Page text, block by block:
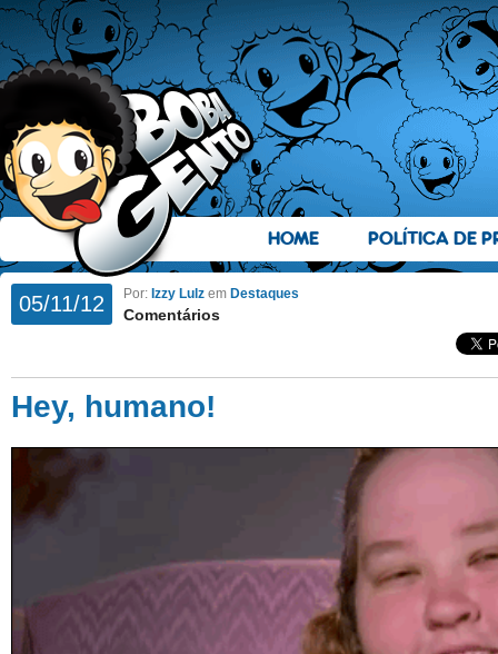
HOME POLÍTICA DE
05/11/12 Por: Izzy Lulz em Destaques
Comentários
Hey, humano!